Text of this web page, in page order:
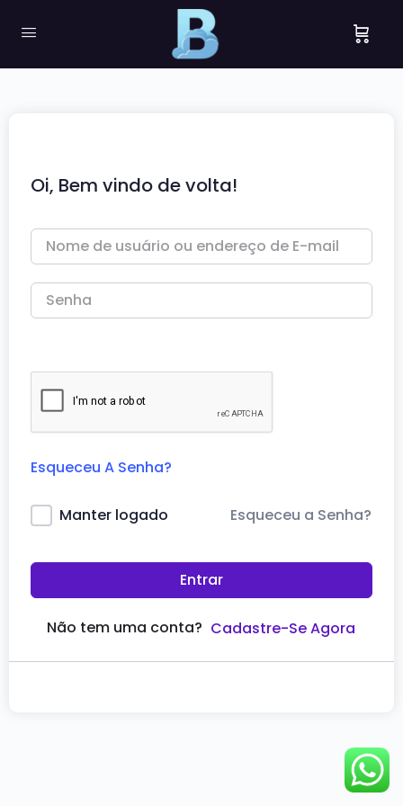
Oi, Bem vindo de volta!
Esqueceu A Senha?
Manter logado Esqueceu a Senha?
Entrar
Não tem uma conta? Cadastre-Se Agora